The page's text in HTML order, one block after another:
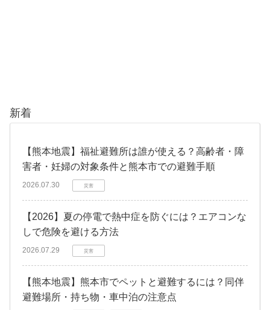
新着
【熊本地震】福祉避難所は誰が使える？高齢者・障
害者・妊婦の対象条件と熊本市での避難手順
2026.07.30 災害
【2026】夏の停電で熱中症を防ぐには？エアコンな
しで危険を避ける方法
2026.07.29 災害
【熊本地震】熊本市でペットと避難するには？同伴
避難場所・持ち物・車中泊の注意点